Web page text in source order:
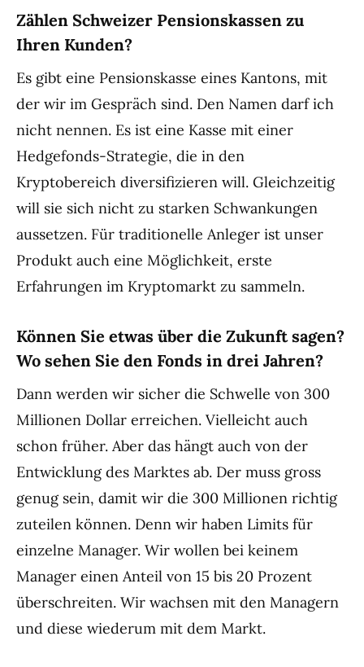
Zählen Schweizer Pensionskassen zu
Ihren Kunden?
Es gibt eine Pensionskasse eines Kantons, mit
der wir im Gespräch sind. Den Namen darf ich
nicht nennen. Es ist eine Kasse mit einer
Hedgefonds-Strategie, die in den
Kryptobereich diversifizieren will. Gleichzeitig
will sie sich nicht zu starken Schwankungen
aussetzen. Für traditionelle Anleger ist unser
Produkt auch eine Möglichkeit, erste
Erfahrungen im Kryptomarkt zu sammeln.
Können Sie etwas über die Zukunft sagen?
Wo sehen Sie den Fonds in drei Jahren?
Dann werden wir sicher die Schwelle von 300
Millionen Dollar erreichen. Vielleicht auch
schon früher. Aber das hängt auch von der
Entwicklung des Marktes ab. Der muss gross
genug sein, damit wir die 300 Millionen richtig
zuteilen können. Denn wir haben Limits für
einzelne Manager. Wir wollen bei keinem
Manager einen Anteil von 15 bis 20 Prozent
überschreiten. Wir wachsen mit den Managern
und diese wiederum mit dem Markt.